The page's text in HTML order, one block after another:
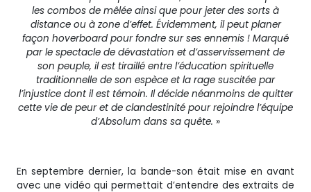
les combos de mêlée ainsi que pour jeter des sorts à
distance ou à zone d’effet. Évidemment, il peut planer
façon hoverboard pour fondre sur ses ennemis ! Marqué
par le spectacle de dévastation et d’asservissement de
son peuple, il est tiraillé entre l’éducation spirituelle
traditionnelle de son espèce et la rage suscitée par
l’injustice dont il est témoin. Il décide néanmoins de quitter
cette vie de peur et de clandestinité pour rejoindre l’équipe
d’Absolum dans sa quête. »
En septembre dernier, la bande-son était mise en avant
avec une vidéo qui permettait d’entendre des extraits de